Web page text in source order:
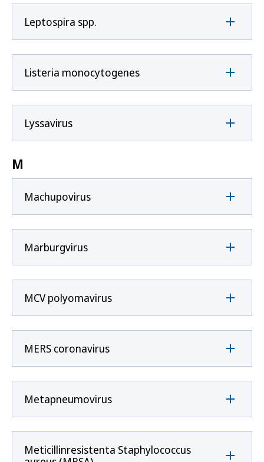
Leptospira spp.
Listeria monocytogenes
Lyssavirus
M
Machupovirus
Marburgvirus
MCV polyomavirus
MERS coronavirus
Metapneumovirus
Meticillinresistenta Staphylococcus